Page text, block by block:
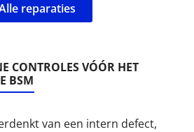
reparaties
CONTROLES VÓÓR HET
BSM
van een intern defect,